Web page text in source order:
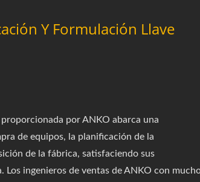
Y Formulación Llave
por ANKO abarca una
de equipos, la planificación de la
de la fábrica, satisfaciendo sus
ingenieros de ventas de ANKO con